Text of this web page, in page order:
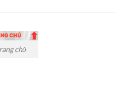
chủ